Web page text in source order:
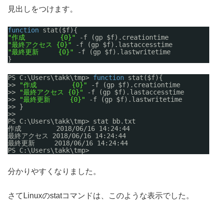
見出しをつけます。
function stat($f){
"作成         {0}"
-f (gp $f).creationtime
"最終アクセス {0}"
-f (gp $f).lastaccesstime
"最終更新     {0}"
-f (gp $f).lastwritetime
}
PS C:\Users\takk\tmp> function stat($f){
>>
"作成         {0}"
-f (gp $f).creationtime
>>
"最終アクセス {0}"
-f (gp $f).lastaccesstime
>>
"最終更新     {0}"
-f (gp $f).lastwritetime
>> }
>>
PS C:\Users\takk\tmp> stat bb.txt
作成         2018/06/16 14:24:44
最終アクセス 2018/06/16 14:24:44
最終更新     2018/06/16 14:24:44
PS C:\Users\takk\tmp>
分かりやすくなりました。
さてLinuxのstatコマンドは、このような表示でした。